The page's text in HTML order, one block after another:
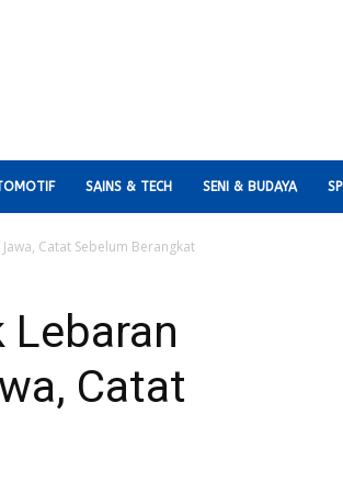
SAINS & TECH SENI & BUDAYA
Catat Sebelum Berangkat
Lebaran
Catat